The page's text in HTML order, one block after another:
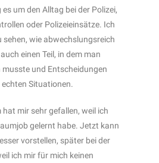
um den Alltag bei der Polizei,
oder Polizeieinsätze. Ich
sehen, wie abwechslungsreich
einen Teil, in dem man
und Entscheidungen
Situationen.
mir sehr gefallen, weil ich
gelernt habe. Jetzt kann
vorstellen, später bei der
ich mir für mich keinen